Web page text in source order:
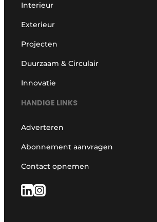
Interieur
Exterieur
Projecten
Duurzaam & Circulair
Innovatie
HANDIGE LINKS
Adverteren
Abonnement aanvragen
Contact opnemen